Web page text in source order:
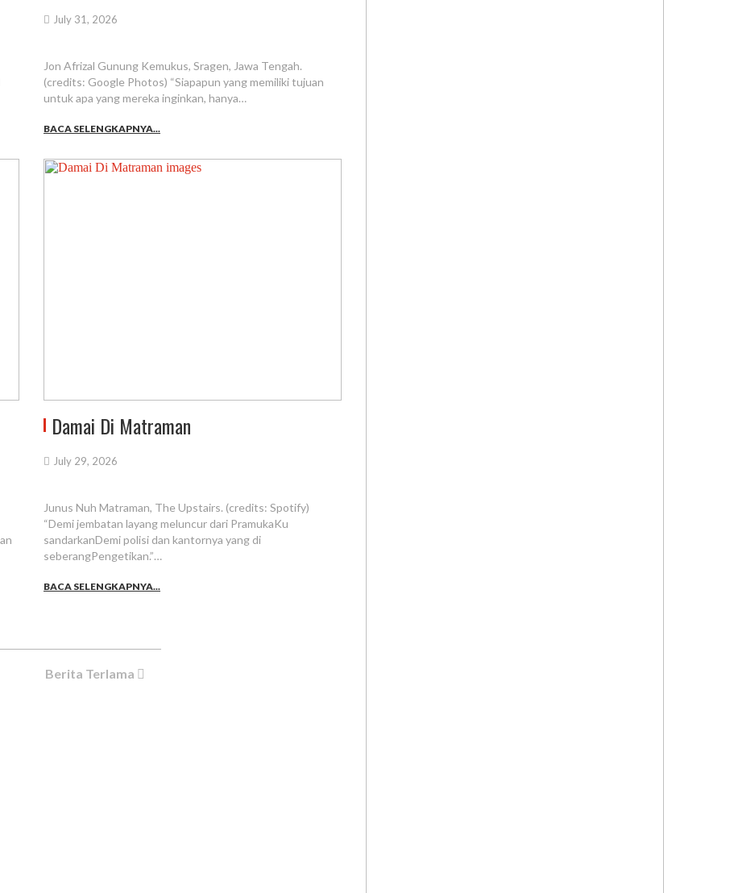
July 31, 2026
Jon Afrizal Gunung Kemukus, Sragen, Jawa Tengah.
(credits: Google Photos) “Siapapun yang memiliki tujuan
untuk apa yang mereka inginkan, hanya…
BACA SELENGKAPNYA...
Damai Di Matraman
July 29, 2026
Junus Nuh Matraman, The Upstairs. (credits: Spotify)
“Demi jembatan layang meluncur dari PramukaKu
sandarkanDemi polisi dan kantornya yang di
seberangPengetikan.”…
BACA SELENGKAPNYA...
Berita Terlama